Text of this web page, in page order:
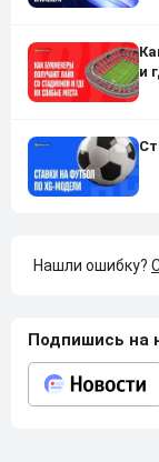
и
Нашли ошибку?
Подпишись на